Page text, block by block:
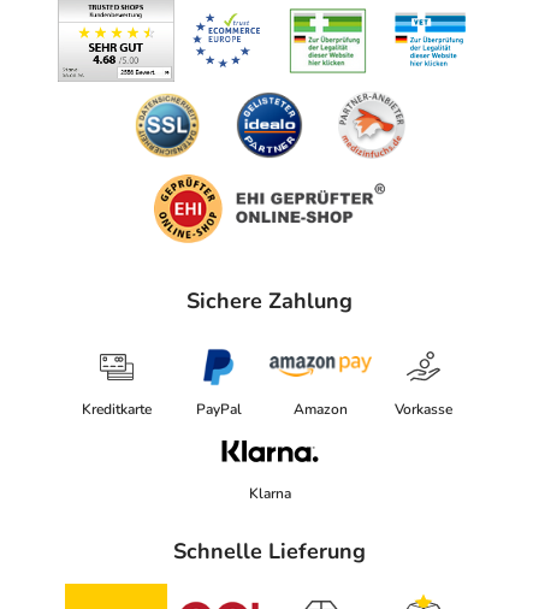
Sichere Zahlung
Kreditkarte PayPal Amazon Vorkasse
Klarna
Schnelle Lieferung